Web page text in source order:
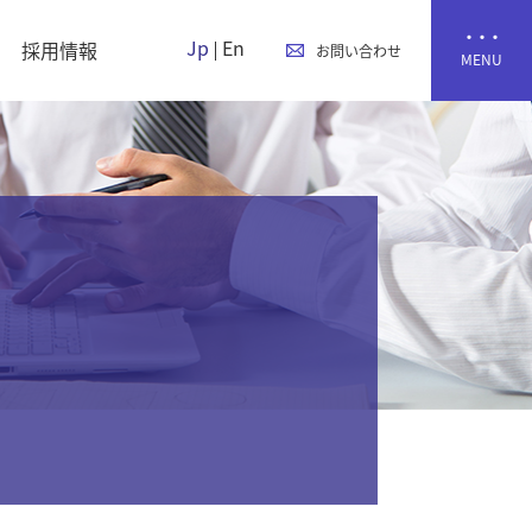
お問い合わせ
Jp En
採用情報